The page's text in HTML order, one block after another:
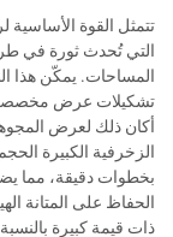
تتمثل القوة
التي تُحدث ثورة في
المساحات. يمكّن هذا
تشكيلات عرض مخصصة
أكان ذلك لعرض
الزخرفية الكبيرة
بخطوات دقيقة، مما
الحفاظ على المتانة
ذات قيمة كبيرة